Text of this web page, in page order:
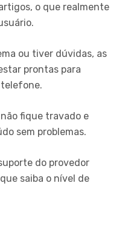
o que realmente
ou tiver dúvidas, as
prontas para
fique travado e
sem problemas.
do provedor
saiba o nível de